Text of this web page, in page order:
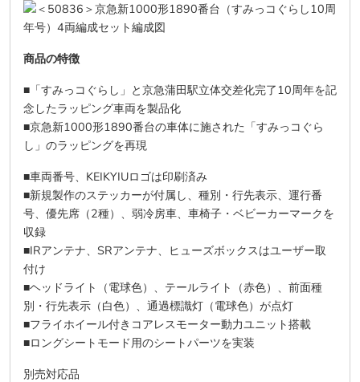
商品の特徴
■「すみっコぐらし」と京急蒲田駅立体交差化完了10周年を記
念したラッピング車両を製品化
■京急新1000形1890番台の車体に施された「すみっコぐら
し」のラッピングを再現
■車両番号、KEIKYIUロゴは印刷済み
■新規製作のステッカーが付属し、種別・行先表示、運行番
号、優先席（2種）、弱冷房車、車椅子・ベビーカーマークを
収録
■IRアンテナ、SRアンテナ、ヒューズボックスはユーザー取
付け
■ヘッドライト（電球色）、テールライト（赤色）、前面種
別・行先表示（白色）、通過標識灯（電球色）が点灯
■フライホイール付きコアレスモーター動力ユニット搭載
■ロングシートモード用のシートパーツを実装
別売対応品